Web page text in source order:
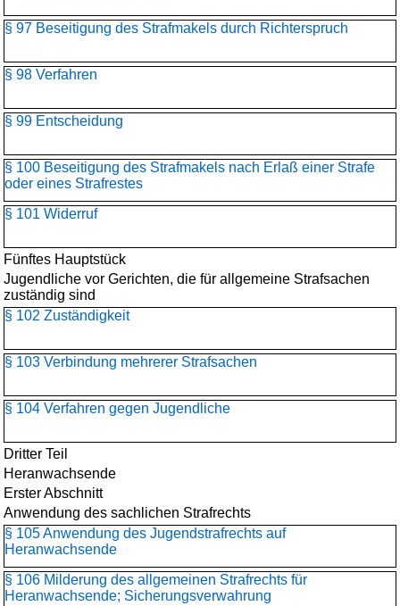
§ 97 Beseitigung des Strafmakels durch Richterspruch
§ 98 Verfahren
§ 99 Entscheidung
§ 100 Beseitigung des Strafmakels nach Erlaß einer Strafe
oder eines Strafrestes
§ 101 Widerruf
Fünftes Hauptstück
Jugendliche vor Gerichten, die für allgemeine Strafsachen
zuständig sind
§ 102 Zuständigkeit
§ 103 Verbindung mehrerer Strafsachen
§ 104 Verfahren gegen Jugendliche
Dritter Teil
Heranwachsende
Erster Abschnitt
Anwendung des sachlichen Strafrechts
§ 105 Anwendung des Jugendstrafrechts auf
Heranwachsende
§ 106 Milderung des allgemeinen Strafrechts für
Heranwachsende; Sicherungsverwahrung